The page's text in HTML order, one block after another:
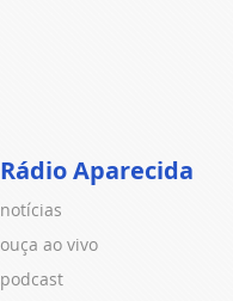
Rádio Aparecida
notícias
ouça ao vivo
podcast